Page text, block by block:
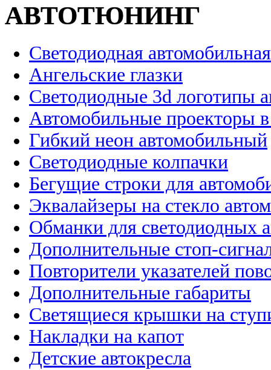
АВТОТЮНИНГ
Светодиодная
Ангельские глазки
Светодиодные 3d логотипы
Автомобильные проекторы
Гибкий неон автомобильный
Светодиодные колпачки
Бегущие строки для
Эквалайзеры на стекло
Обманки для светодиодных
Дополнительные стоп-
Повторители указателей
Дополнительные габариты
Светящиеся крышки на
Накладки на капот
Детские автокресла